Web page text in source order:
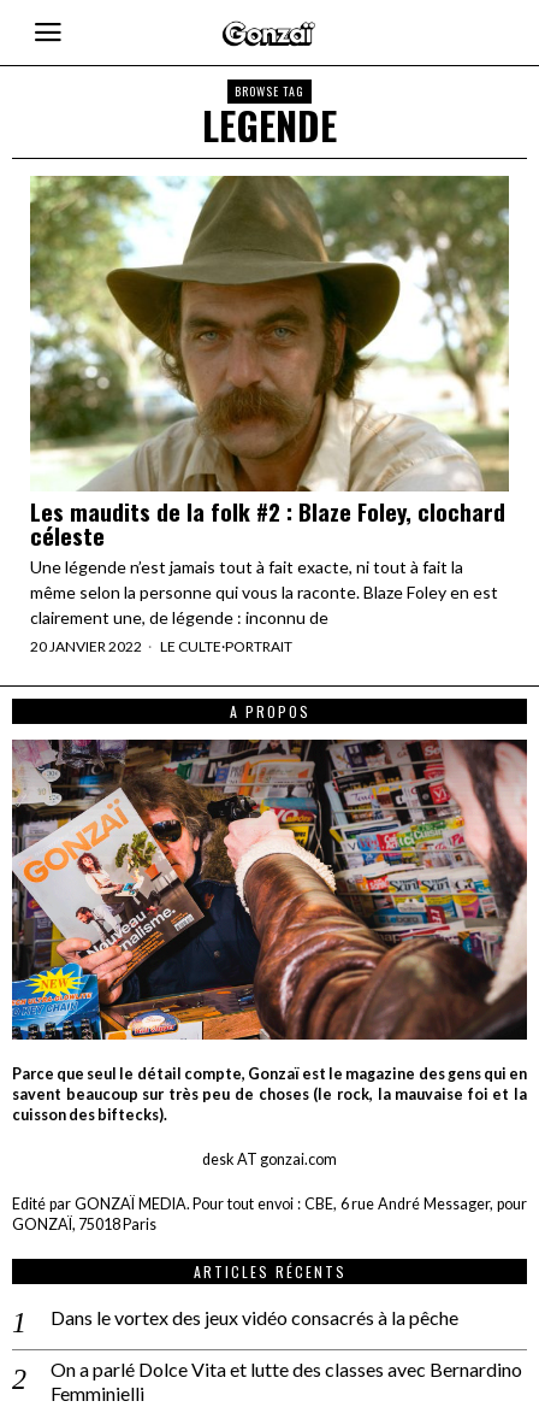
BROWSE TAG
LEGENDE
Les maudits de la folk #2 : Blaze Foley, clochard
céleste
Une légende n’est jamais tout à fait exacte, ni tout à fait la
même selon la personne qui vous la raconte. Blaze Foley en est
clairement une, de légende : inconnu de
20 JANVIER 2022 LE CULTE·PORTRAIT
A PROPOS
Parce que seul le détail compte, Gonzaï est le magazine des gens qui en
savent beaucoup sur très peu de choses (le rock, la mauvaise foi et la
cuisson des biftecks).
desk AT gonzai.com
Edité par GONZAÏ MEDIA. Pour tout envoi : CBE, 6 rue André Messager, pour
GONZAÏ, 75018 Paris
ARTICLES RÉCENTS
Dans le vortex des jeux vidéo consacrés à la pêche
On a parlé Dolce Vita et lutte des classes avec Bernardino
Femminielli